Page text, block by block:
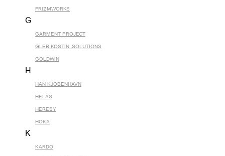
FRIZMWORKS
G
GARMENT PROJECT
GLEB KOSTIN .SOLUTIONS
GOLDWIN
H
HAN KJOBENHAVN
HELAS
HERESY
HOKA
K
KARDO